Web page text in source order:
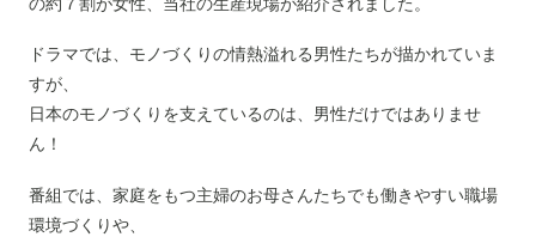
ドラマでは、モノづくりの情熱溢れる男性たちが描かれていま
すが、
日本のモノづくりを支えているのは、男性だけではありませ
ん！
番組では、家庭をもつ主婦のお母さんたちでも働きやすい職場
環境づくりや、